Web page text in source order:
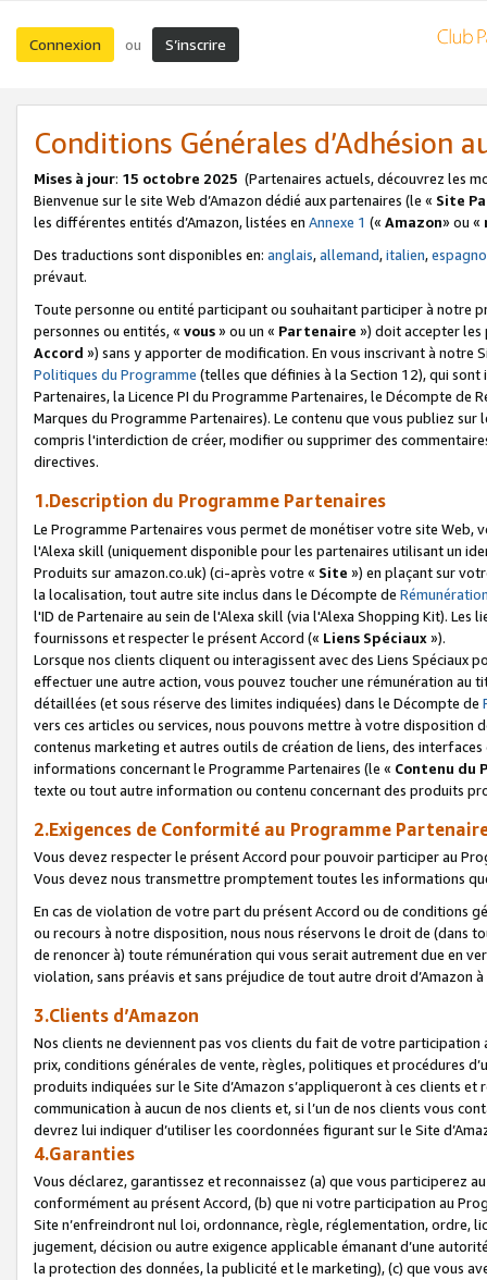
Connexion ou S’inscrire
Conditions Générales d’Adhésion
Mises à jour: 15 octobre 2025 (Partenaires actuels, découvrez les
Bienvenue sur le site Web d’Amazon dédié aux partenaires (le « Site
les différentes entités d’Amazon, listées en Annexe 1 (« Amazon» ou «
Des traductions sont disponibles en: anglais,allemand,italien,
prévaut.
Toute personne ou entité participant ou souhaitant participer à notre
personnes ou entités, « vous» ou un « Partenaire ») doit accepter les
Accord ») sans y apporter de modification. En vous inscrivant à notre
Politiques du Programme (telles que définies à la Section 12), qui
Partenaires, la Licence PI du Programme Partenaires, le Décompte de
Marques du Programme Partenaires). Le contenu que vous publiez
compris l'interdiction de créer, modifier ou supprimer des
directives.
1.Description du Programme Partenaires
Le Programme Partenaires vous permet de monétiser votre site Web,
l'Alexa skill (uniquement disponible pour les partenaires utilisant un
Produits sur amazon.co.uk) (ci-après votre « Site ») en plaçant sur
la localisation, tout autre site inclus dans le Décompte de
l'ID de Partenaire au sein de l'Alexa skill (via l'Alexa Shopping Kit).
fournissons et respecter le présent Accord (« Liens Spéciaux»).
Lorsque nos clients cliquent ou interagissent avec des Liens Spéciaux
effectuer une autre action, vous pouvez toucher une rémunération
détaillées (et sous réserve des limites indiquées) dans le Décompte de
vers ces articles ou services, nous pouvons mettre à votre disposition
contenus marketing et autres outils de création de liens, des
informations concernant le Programme Partenaires (le « Contenu du
texte ou tout autre information ou contenu concernant des produits
2.Exigences de Conformité au Programme
Vous devez respecter le présent Accord pour pouvoir participer au
Vous devez nous transmettre promptement toutes les informations
En cas de violation de votre part du présent Accord ou de conditions
ou recours à notre disposition, nous nous réservons le droit de (dans
de renoncer à) toute rémunération qui vous serait autrement due en
violation, sans préavis et sans préjudice de tout autre droit
3.Clients d’Amazon
Nos clients ne deviennent pas vos clients du fait de votre
prix, conditions générales de vente, règles, politiques et procédures
produits indiquées sur le Site d’Amazon s’appliqueront à ces clients
communication à aucun de nos clients et, si l’un de nos clients vous
devrez lui indiquer d’utiliser les coordonnées figurant sur le Site
4.Garanties
Vous déclarez, garantissez et reconnaissez (a) que vous participerez
conformément au présent Accord, (b) que ni votre participation au
Site n’enfreindront nul loi, ordonnance, règle, réglementation, ordre,
jugement, décision ou autre exigence applicable émanant d’une
la protection des données, la publicité et le marketing), (c) que vous